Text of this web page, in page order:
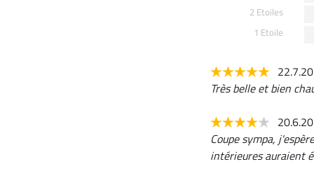
2 Etoiles
1 Etoile
Très belle et bien
Coupe sympa,
intérieures auraient